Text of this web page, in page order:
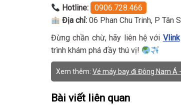
Hotline:
0906.728.466
Địa chỉ: 06 Phan Chu Trinh, P Tân
Đừng chần chừ, hãy liên hệ với Vlink
trình khám phá đầy thú vị!
Xem thêm: Vé máy bay đi Đông Nam Á
Bài viết liên quan